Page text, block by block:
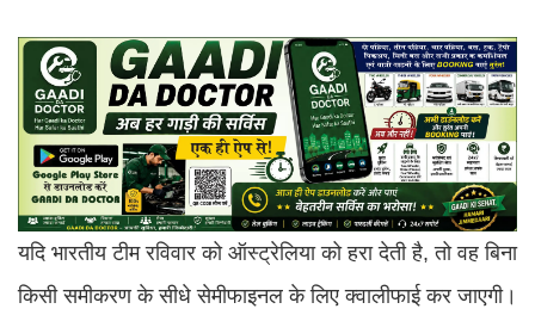
यदि भारतीय टीम रविवार को ऑस्ट्रेलिया को हरा देती है, तो वह बिना
किसी समीकरण के सीधे सेमीफाइनल के लिए क्वालीफाई कर जाएगी।